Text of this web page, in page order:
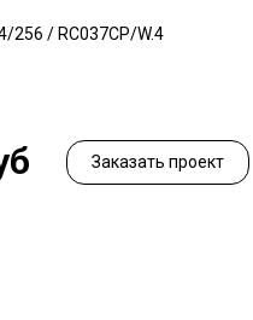
256 / RC037CP/W.4
Заказать проект